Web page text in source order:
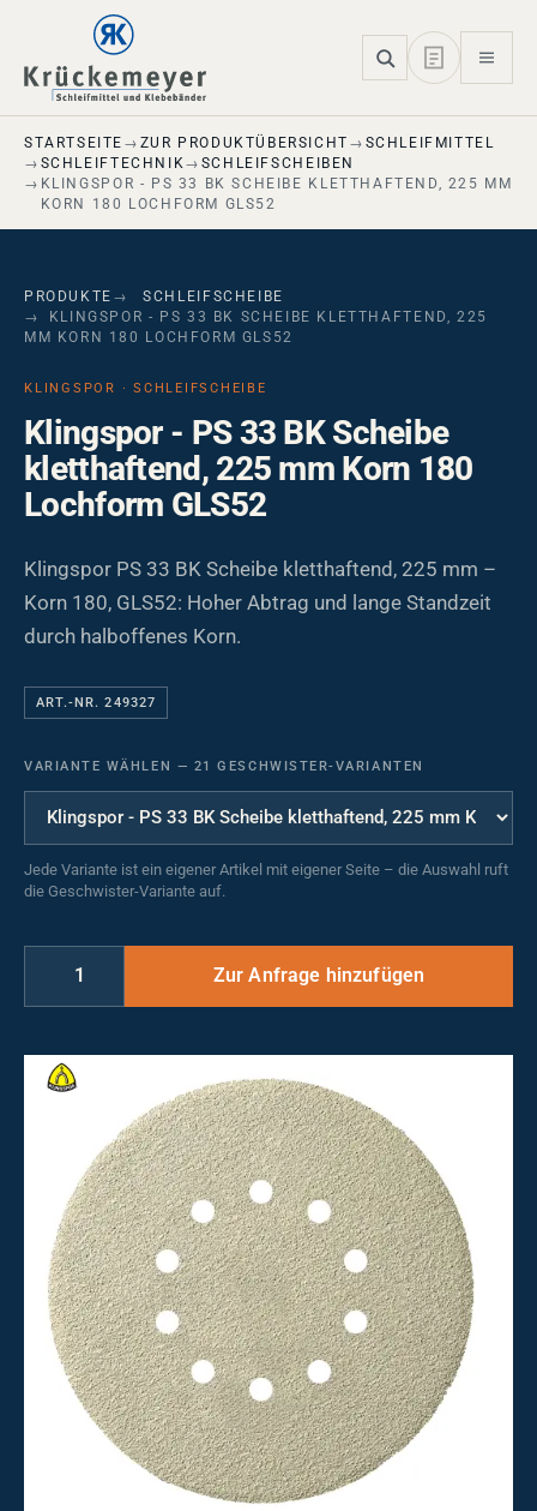
Skip to main navigation
Skip to main content
Skip to page footer
STARTSEITE ZUR PRODUKTÜBERSICHT
SCHLEIFMITTEL
SCHLEIFTECHNIK
SCHLEIFSCHEIBEN
KLINGSPOR - PS 33 BK SCHEIBE KLETTHAFTEND, 225 MM
KORN 180 LOCHFORM GLS52
PRODUKTE
SCHLEIFSCHEIBE
KLINGSPOR - PS 33 BK SCHEIBE KLETTHAFTEND, 225
MM KORN 180 LOCHFORM GLS52
KLINGSPOR · SCHLEIFSCHEIBE
Klingspor - PS 33 BK Scheibe
kletthaftend, 225 mm Korn 180
Lochform GLS52
Klingspor PS 33 BK Scheibe kletthaftend, 225 mm –
Korn 180, GLS52: Hoher Abtrag und lange Standzeit
durch halboffenes Korn.
ART.-NR. 249327
VARIANTE WÄHLEN — 21 GESCHWISTER-VARIANTEN
Jede Variante ist ein eigener Artikel mit eigener Seite – die Auswahl ruft
die Geschwister-Variante auf.